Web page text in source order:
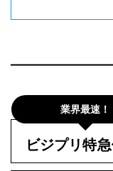
半光沢紙＋
サ
業界最速！
ビジプリ特